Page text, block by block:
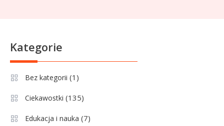
6
historyczne dane
1 Wychowanie dziecka
Jak pomóc dziecku przygotować
Kategorie
Bez kategorii (1)
Ciekawostki (135)
Edukacja i nauka (7)